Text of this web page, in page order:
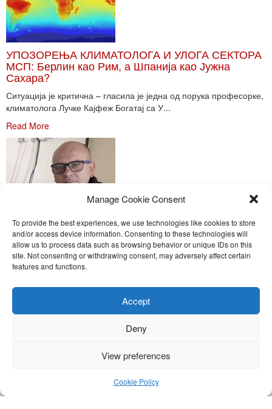
Manage Cookie Consent
To provide the best experiences, we use technologies like cookies to store
and/or access device information. Consenting to these technologies will
allow us to process data such as browsing behavior or unique IDs on this
site. Not consenting or withdrawing consent, may adversely affect certain
features and functions.
Accept
Deny
View preferences
Cookie Policy
УПОЗОРЕЊА КЛИМАТОЛОГА И УЛОГА СЕКТОРА
МСП: Берлин као Рим, а Шпанија као Јужна
Сахара?
Ситуација је критична – гласила је једна од порука професорке,
климатолога Лучке Кајфеж Богатај са У...
Read More
БЕТА–КОРН: Најекономичнији огрев расте на
њиви
Пелети од сламе све су популарније гориво међу потрошачима.
Nira Press d.o.o.